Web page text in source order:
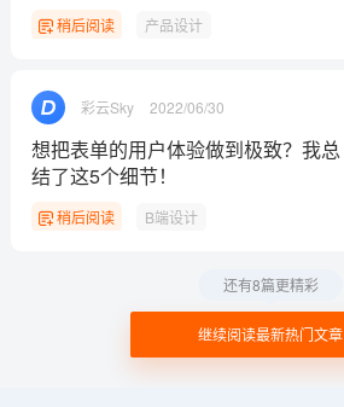
稍后阅读 产品设计
彩云Sky 2022/06/30
想把表单的用户体验做到极致？我总
结了这5个细节！
稍后阅读 B端设计
继续阅读最新热门文章
还有8篇更精彩